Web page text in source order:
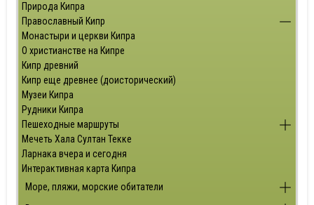
Природа Кипра
Православный Кипр
Монастыри и церкви Кипра
О христианстве на Кипре
Кипр древний
Кипр еще древнее (доисторический)
Музеи Кипра
Рудники Кипра
Пешеходные маршруты
Мечеть Хала Султан Текке
Ларнака вчера и сегодня
Интерактивная карта Кипра
Море, пляжи, морские обитатели